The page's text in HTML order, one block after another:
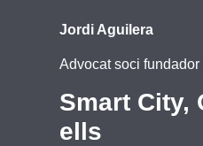
Jordi Aguilera
Advocat soci
Smart City,
ells